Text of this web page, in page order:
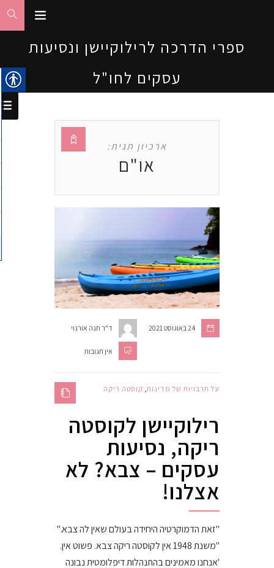
ספרי הדרכה לרילוקיישן ונסיעות
עסקים לחו"ל
ארכיון תגית:
או"ם
ד"ר חנה אורנוי 24 באוגוסט 2021
אין תגובות
על תרבויות של מדינות קוסטה ריקה
רילוקיישן לקוסטה
ריקה, נסיעות
עסקים – צבא? לא
אצלנו!
"זאת הדמוקרטיה היחידה בעולם שאין לה צבא."
"משנת 1948 אין לקוסטה ריקה צבא. פשוט אין.
'אנחנו מאמינים בהתנהלות דיפלומטית נבונה